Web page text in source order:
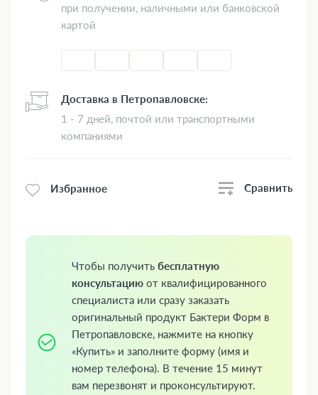
при получении, наличными или банковской
картой
Доставка в Петропавловске:
1 - 7 дней, почтой или транспортными
компаниями
Избранное Сравнить
Чтобы получить бесплатную
консультацию от квалифицированного
специалиста или сразу заказать
оригинальный продукт Бактери Форм в
Петропавловске, нажмите на кнопку
«Купить» и заполните форму (имя и
номер телефона). В течение 15 минут
вам перезвонят и проконсультируют.